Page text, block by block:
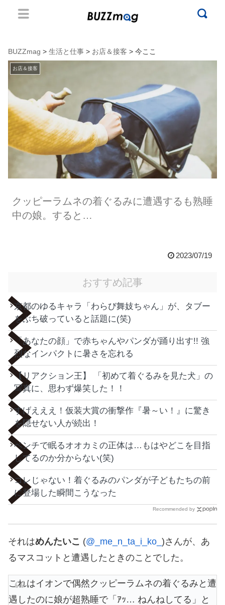
BUZZmag > 生活と仕事 > お店＆接客 > 今ここ
お店＆接客
クッピーラムネの着ぐるみに遭遇するも熟睡
中の娘。すると…
2023/07/19
おすすめ記事
京都のゆるキャラ「わらび舞妓ちゃん」が、タブー
をぶち破っていると話題に(笑)
「あなたの顔」で赤ちゃんやパンダが踊り出す!! 強
烈なインパクトに暑さを忘れる
【リアクション王】 「初めて着ぐるみを見た犬」の
写真に、思わず爆笑した！！
すげえええ！仮装大賞の衝撃作『暑～い！』に驚き
を隠せない人が続出！
ベンチで眠るオオカミの正体は…もはやどこを目指
してるのか分からない(笑)
コレじゃない！着ぐるみのパンダが子どもたちの前
に登場した瞬間こうなった
Recommended by
それはめんたいこ (@_me_n_ta_i_ko_ )さんが、あ
るマスコットと遭遇したときのことでした。
これはイオンで偶然クッピーラムネの着ぐるみと遭
遇したのに娘が超熟睡で「ｱｯ… ねんねしてる」と